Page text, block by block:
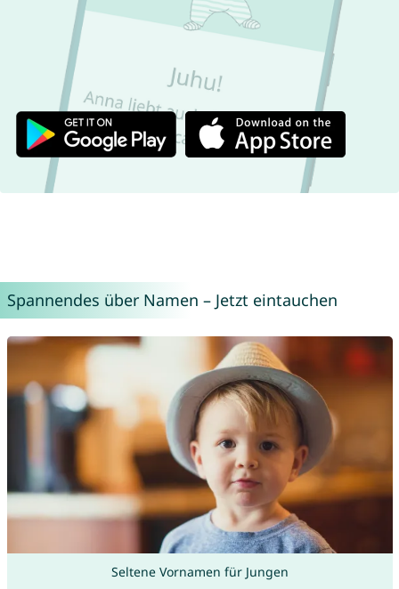
Spannendes über Namen – Jetzt eintauchen
Seltene Vornamen für Jungen